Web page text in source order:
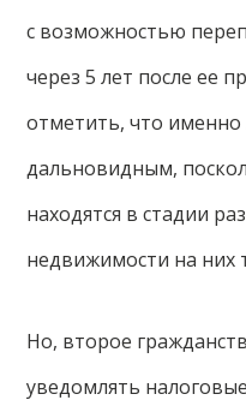
с возможностью
через 5 лет после ее
отметить, что именно
дальновидным,
находятся в стадии
недвижимости на них
Но, второе
уведомлять